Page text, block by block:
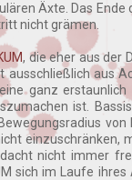
Äxte. Das Ende
nicht grämen.
, die eher aus der
aus
ganz
ist.
nicht immer
sich im Laufe